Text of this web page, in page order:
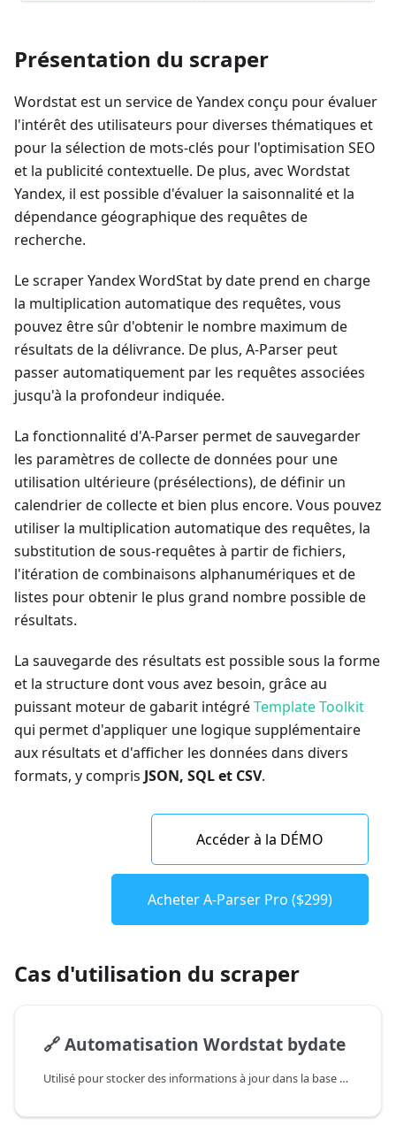
Présentation du scraper
Wordstat est un service de Yandex conçu pour évaluer
l'intérêt des utilisateurs pour diverses thématiques et
pour la sélection de mots-clés pour l'optimisation SEO
et la publicité contextuelle. De plus, avec Wordstat
Yandex, il est possible d'évaluer la saisonnalité et la
dépendance géographique des requêtes de
recherche.
Le scraper Yandex WordStat by date prend en charge
la multiplication automatique des requêtes, vous
pouvez être sûr d'obtenir le nombre maximum de
résultats de la délivrance. De plus, A-Parser peut
passer automatiquement par les requêtes associées
jusqu'à la profondeur indiquée.
La fonctionnalité d'A-Parser permet de sauvegarder
les paramètres de collecte de données pour une
utilisation ultérieure (présélections), de définir un
calendrier de collecte et bien plus encore. Vous pouvez
utiliser la multiplication automatique des requêtes, la
substitution de sous-requêtes à partir de fichiers,
l'itération de combinaisons alphanumériques et de
listes pour obtenir le plus grand nombre possible de
résultats.
La sauvegarde des résultats est possible sous la forme
et la structure dont vous avez besoin, grâce au
puissant moteur de gabarit intégréTemplate Toolkit
qui permet d'appliquer une logique supplémentaire
aux résultats et d'afficher les données dans divers
formats, y compris JSON, SQL et CSV.
Accéder à la DÉMO
Acheter A-Parser Pro ($299)
Cas d'utilisation du scraper
🔗Automatisation Wordstat bydate
Utilisé pour stocker des informations à jour dans la base de données, et génère un fichier csv avec des données fraîches à chaque exécution